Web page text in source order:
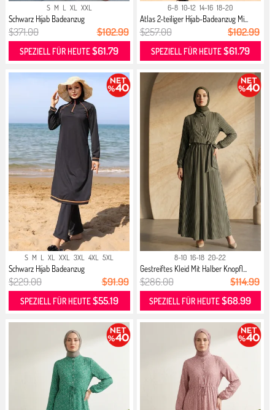
S M L XL XXL
Schwarz Hijab Badeanzug
$371.00 $102.99
SPEZIELL FÜR HEUTE$61.79
6-8 10-12 14-16 18-20
Atlas 2-teiliger Hijab-Badeanzug Mi...
$257.00 $102.99
SPEZIELL FÜR HEUTE$61.79
S M L XL XXL 3XL 4XL 5XL
Schwarz Hijab Badeanzug
$229.00 $91.99
SPEZIELL FÜR HEUTE$55.19
8-10 16-18 20-22
Gestreiftes Kleid Mit Halber Knopfl...
$286.00 $114.99
SPEZIELL FÜR HEUTE$68.99